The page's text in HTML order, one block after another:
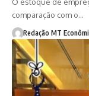
comparação com o…
Redação MT